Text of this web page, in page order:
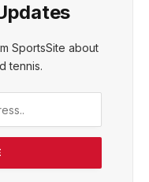
SportsSite about
tennis.